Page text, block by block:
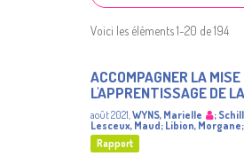
Voici les éléments 1-20 de 194
ACCOMPAGNER LA
L'APPRENTISSAGE DE
août 2021,WYNS, Marielle ;
Lesceux, Maud; Libion, Morgane;
Rapport